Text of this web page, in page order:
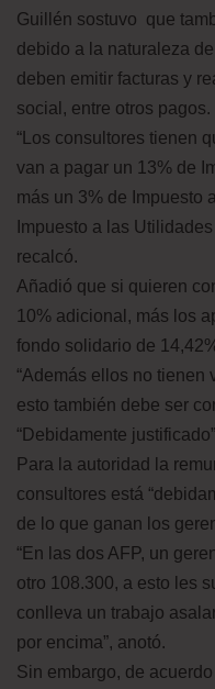
Guillén sostuvo que
debido a la naturaleza
deben emitir facturas y
social, entre otros pagos.
“Los consultores tienen
van a pagar un 13% de
más un 3% de Impuesto
Impuesto a las
recalcó.
Añadió que si quieren
10% adicional, más los
fondo solidario de
“Además ellos no
esto también debe ser
“Debidamente justificado”
Para la autoridad la
consultores está
de lo que ganan los
“En las dos AFP, un
otro 108.300, a esto les
conlleva un trabajo
por encima”, anotó.
Sin embargo, de